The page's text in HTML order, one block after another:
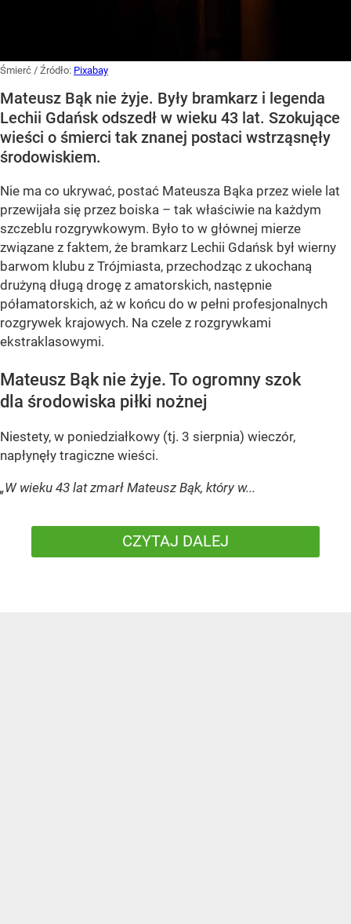
Śmierć / Źródło: Pixabay
Mateusz Bąk nie żyje. Były bramkarz i legenda
Lechii Gdańsk odszedł w wieku 43 lat. Szokujące
wieści o śmierci tak znanej postaci wstrząsnęły
środowiskiem.
Nie ma co ukrywać, postać Mateusza Bąka przez wiele lat
przewijała się przez boiska – tak właściwie na każdym
szczeblu rozgrywkowym. Było to w głównej mierze
związane z faktem, że bramkarz Lechii Gdańsk był wierny
barwom klubu z Trójmiasta, przechodząc z ukochaną
drużyną długą drogę z amatorskich, następnie
półamatorskich, aż w końcu do w pełni profesjonalnych
rozgrywek krajowych. Na czele z rozgrywkami
ekstraklasowymi.
Mateusz Bąk nie żyje. To ogromny szok
dla środowiska piłki nożnej
Niestety, w poniedziałkowy (tj. 3 sierpnia) wieczór,
napłynęły tragiczne wieści.
„W wieku 43 lat zmarł Mateusz Bąk, który w...
CZYTAJ DALEJ